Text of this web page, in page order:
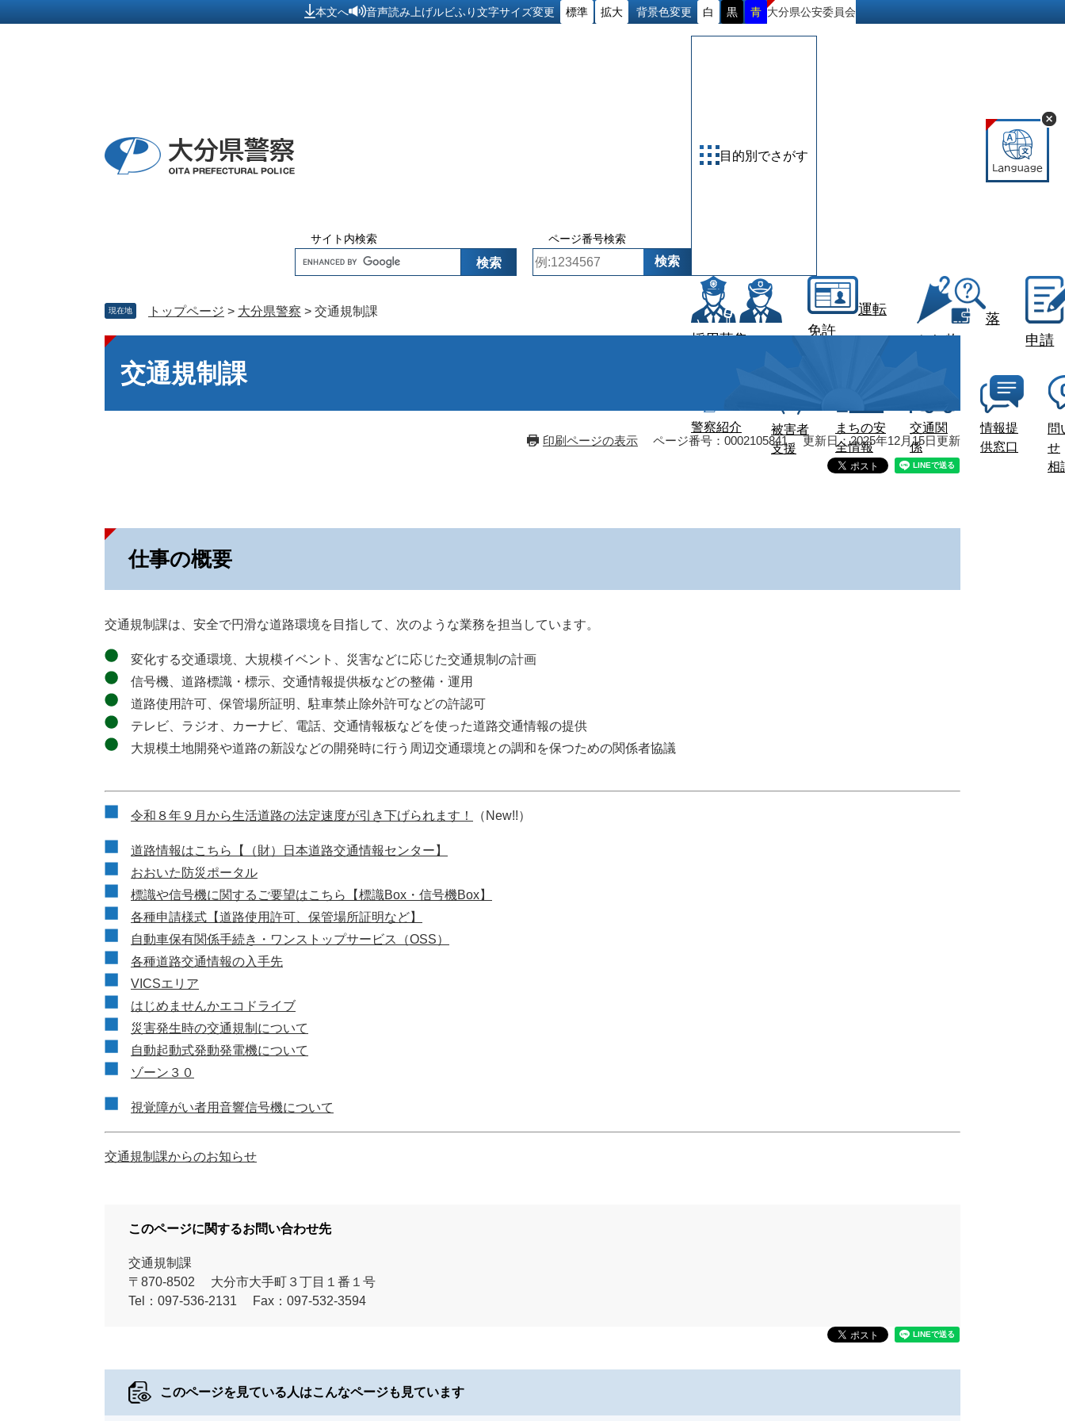
ー
ニ
本文へ 音声読み上げルビふり文字サイズ変更 標準 拡大 背景色変更 白 黒 青 大分県公安委員会
サイト内検索 ページ番号検索
目的別でさがす
採用募集
運転
免許
落
とし物
申請
警察紹介
被害者
支援
まちの安
全情報
交通関
係
情報提
供窓口
問
せ
相
現在地 トップページ > 大分県警察 > 交通規制課
本
交通規制課
印刷ページの表示 ページ番号：0002105841 更新日：2025年12月15日更新
仕事の概要
交通規制課は、安全で円滑な道路環境を目指して、次のような業務を担当しています。
変化する交通環境、大規模イベント、災害などに応じた交通規制の計画
信号機、道路標識・標示、交通情報提供板などの整備・運用
道路使用許可、保管場所証明、駐車禁止除外許可などの許認可
テレビ、ラジオ、カーナビ、電話、交通情報板などを使った道路交通情報の提供
大規模土地開発や道路の新設などの開発時に行う周辺交通環境との調和を保つための関係者協議
令和８年９月から生活道路の法定速度が引き下げられます！ （New!!）
道路情報はこちら【（財）日本道路交通情報センター】
おおいた防災ポータル
標識や信号機に関するご要望はこちら【標識Box・信号機Box】
各種申請様式【道路使用許可、保管場所証明など】
自動車保有関係手続き・ワンストップサービス（OSS）
各種道路交通情報の入手先
VICSエリア
はじめませんかエコドライブ
災害発生時の交通規制について
自動起動式発動発電機について
ゾーン３０
視覚障がい者用音響信号機について
交通規制課からのお知らせ
このページに関するお問い合わせ先
交通規制課
〒870-8502
大分市大手町３丁目１番１号
Tel：097-536-2131
Fax：097-532-3594
このページを見ている人はこんなページも見ています